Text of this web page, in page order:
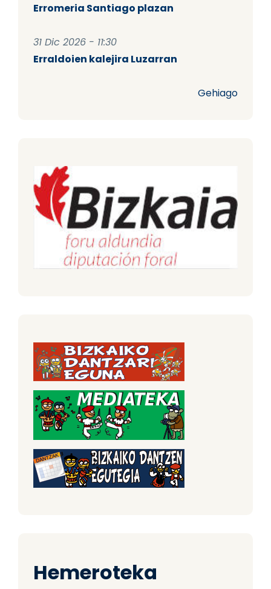
Erromeria Santiago plazan
31 Dic 2026 - 11:30
Erraldoien kalejira Luzarran
Gehiago
Hemeroteka